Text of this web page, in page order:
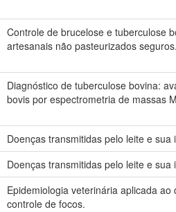
Controle de brucelose e tuberculose
artesanais não pasteurizados seguros.
Diagnóstico de tuberculose bovina:
bovis por espectrometria de massas
Doenças transmitidas pelo leite e
Doenças transmitidas pelo leite e
Epidemiologia veterinária aplicada
controle de focos.